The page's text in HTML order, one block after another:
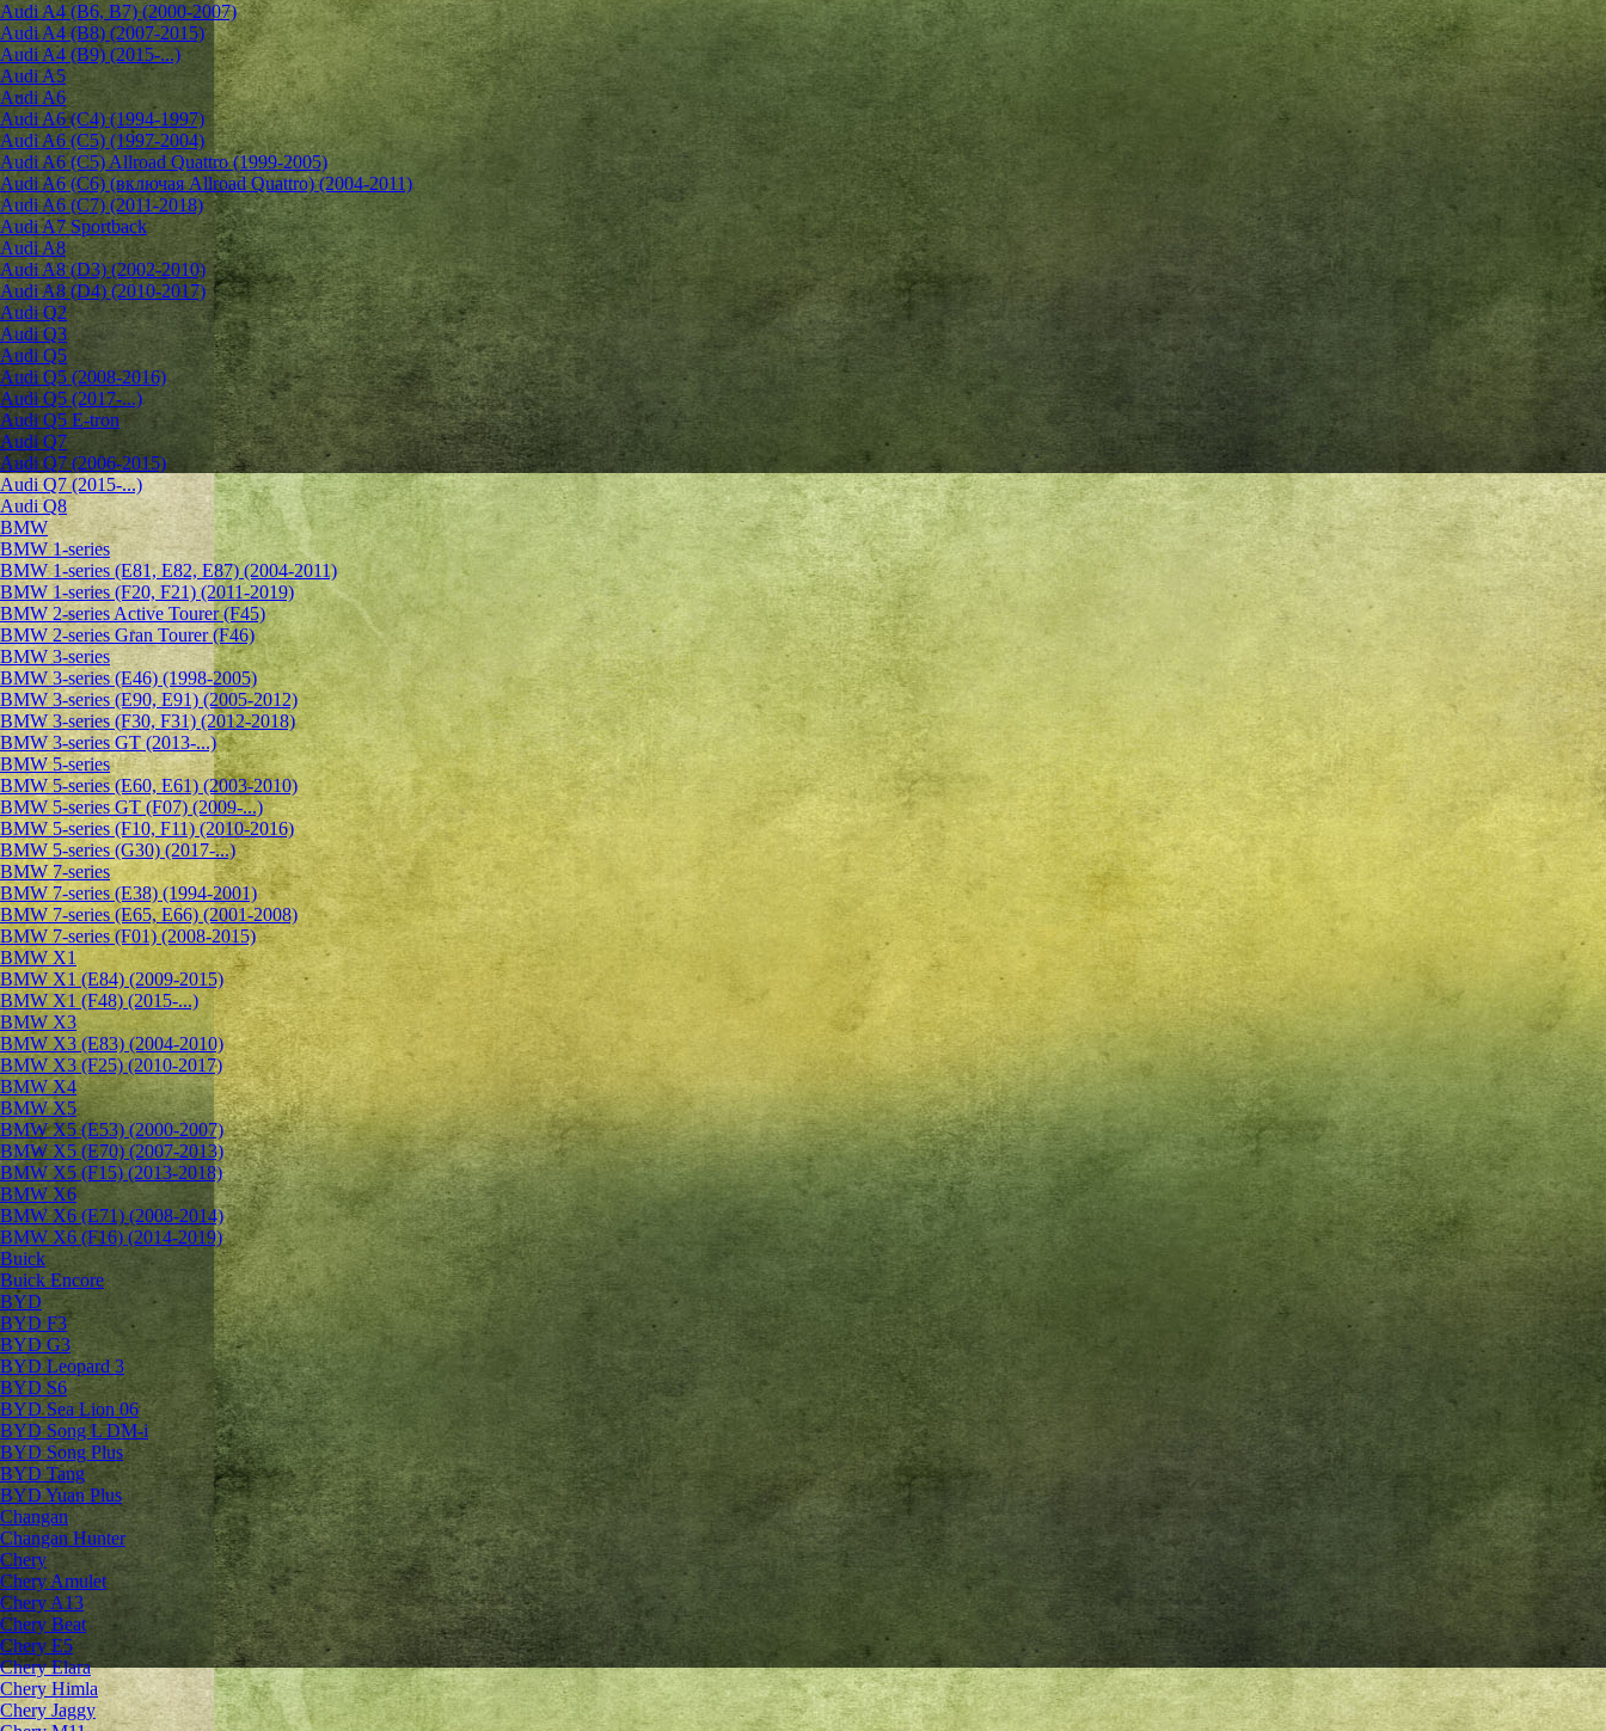
Audi A4 (B6, B7) (2000-2007)
Audi A4 (B8) (2007-2015)
Audi A4 (B9) (2015-...)
Audi A5
Audi A6
Audi A6 (C4) (1994-1997)
Audi A6 (C5) (1997-2004)
Audi A6 (C5) Allroad Quattro (1999-2005)
Audi A6 (C6) (включая Allroad Quattro) (2004-2011)
Audi A6 (C7) (2011-2018)
Audi A7 Sportback
Audi A8
Audi A8 (D3) (2002-2010)
Audi A8 (D4) (2010-2017)
Audi Q2
Audi Q3
Audi Q5
Audi Q5 (2008-2016)
Audi Q5 (2017-...)
Audi Q5 E-tron
Audi Q7
Audi Q7 (2006-2015)
Audi Q7 (2015-...)
Audi Q8
BMW
BMW 1-series
BMW 1-series (E81, E82, E87) (2004-2011)
BMW 1-series (F20, F21) (2011-2019)
BMW 2-series Active Tourer (F45)
BMW 2-series Gran Tourer (F46)
BMW 3-series
BMW 3-series (E46) (1998-2005)
BMW 3-series (E90, E91) (2005-2012)
BMW 3-series (F30, F31) (2012-2018)
BMW 3-series GT (2013-...)
BMW 5-series
BMW 5-series (E60, E61) (2003-2010)
BMW 5-series GT (F07) (2009-...)
BMW 5-series (F10, F11) (2010-2016)
BMW 5-series (G30) (2017-...)
BMW 7-series
BMW 7-series (E38) (1994-2001)
BMW 7-series (E65, E66) (2001-2008)
BMW 7-series (F01) (2008-2015)
BMW X1
BMW X1 (E84) (2009-2015)
BMW X1 (F48) (2015-...)
BMW X3
BMW X3 (E83) (2004-2010)
BMW X3 (F25) (2010-2017)
BMW X4
BMW X5
BMW X5 (E53) (2000-2007)
BMW X5 (E70) (2007-2013)
BMW X5 (F15) (2013-2018)
BMW X6
BMW X6 (E71) (2008-2014)
BMW X6 (F16) (2014-2019)
Buick
Buick Encore
BYD
BYD F3
BYD G3
BYD Leopard 3
BYD S6
BYD Sea Lion 06
BYD Song L DM-i
BYD Song Plus
BYD Tang
BYD Yuan Plus
Changan
Changan Hunter
Chery
Chery Amulet
Chery A13
Chery Beat
Chery E5
Chery Elara
Chery Himla
Chery Jaggy